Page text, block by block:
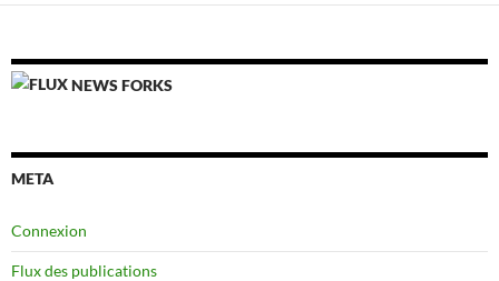
NEWS FORKS
META
Connexion
Flux des publications